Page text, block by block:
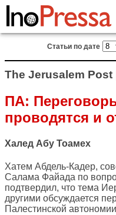
Статьи по дате
The Jerusalem Post |
ПА:
проводятся и
Халед Абу Тоамех
Хатем Абдель-Кадер,
Салама Файада по
подтвердил, что тема
другими обсуждается
Палестинской